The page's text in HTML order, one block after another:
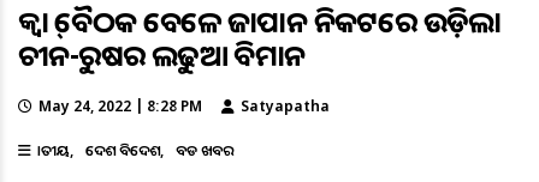
କ୍ବାଡ୍ ବୈଠକ ବେଳେ ଜାପାନ ନିକଟରେ ଉଡ଼ିଲା
ଚୀନ-ରୁଷର ଲଢୁଆ ବିମାନ
May 24, 2022 | 8:28 PM Satyapatha
ଜାତୀୟ ଦେଶ ବିଦେଶ ବଡ ଖବର